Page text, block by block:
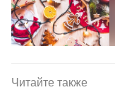
Читайте также